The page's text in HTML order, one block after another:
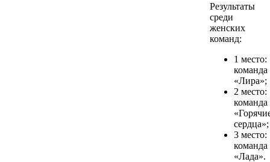
Результаты
среди
женских
команд:
1 место:
команда
«Лира»;
2 место:
команда
сердца»;
3 место:
команда
«Лада».